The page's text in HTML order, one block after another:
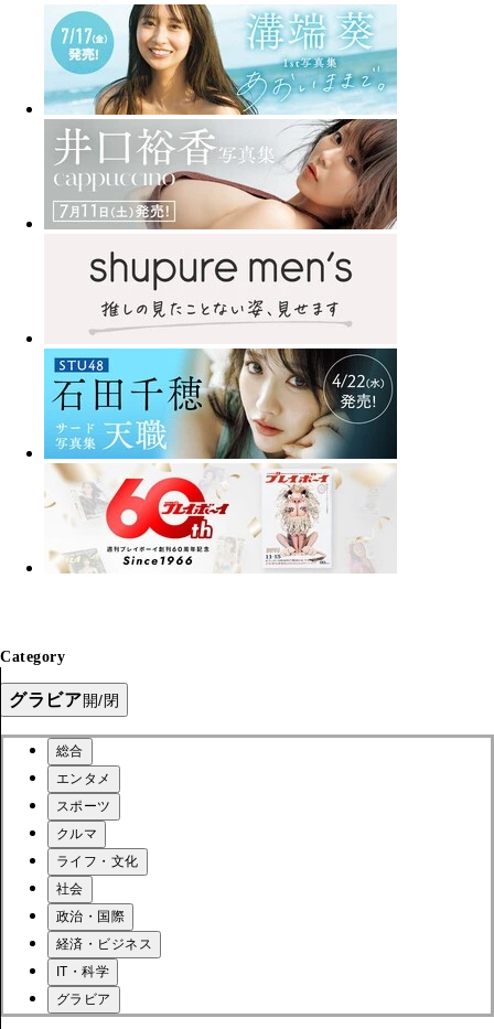
Category
グラビア開/閉
総合
エンタメ
スポーツ
クルマ
ライフ・文化
社会
政治・国際
経済・ビジネス
IT・科学
グラビア